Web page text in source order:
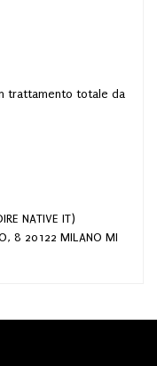
trattamento totale da
NATIVE IT)
8 20122 MILANO MI